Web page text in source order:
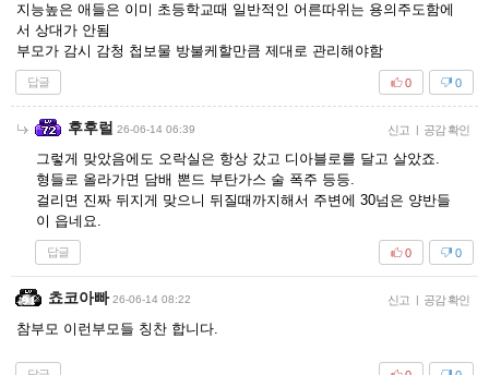
지능높은 애들은 이미 초등학교때 일반적인 어른따위는 용의주도함에
서 상대가 안됨
부모가 감시 감청 첩보물 방불케할만큼 제대로 관리해야함
답글 0
0
후후럴 26-06-14 06:39 신고 | 공감 확인
그렇게 맞았음에도 오락실은 항상 갔고 디아블로를 달고 살았죠.
형들로 올라가면 담배 뽄드 부탄가스 술 폭주 등등.
걸리면 진짜 뒤지게 맞으니 뒤질때까지해서 주변에 30넘은 양반들
이 읍네요.
답글 0
0
쵸코아빠 26-06-14 08:22 신고 | 공감 확인
참부모 이런부모들 칭찬 합니다.